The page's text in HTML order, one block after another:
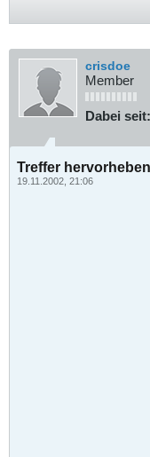
crisdoe
Member
Dabei seit:
Treffer
19.11.2002, 21:06